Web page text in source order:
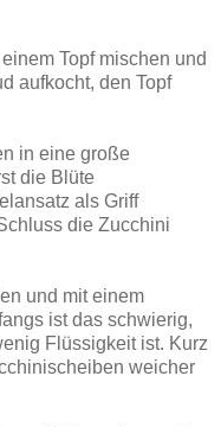
Topf mischen und
aufkocht, den Topf
in eine große
die Blüte
als Griff
die Zucchini
und mit einem
ist das schwierig,
Flüssigkeit ist. Kurz
weicher